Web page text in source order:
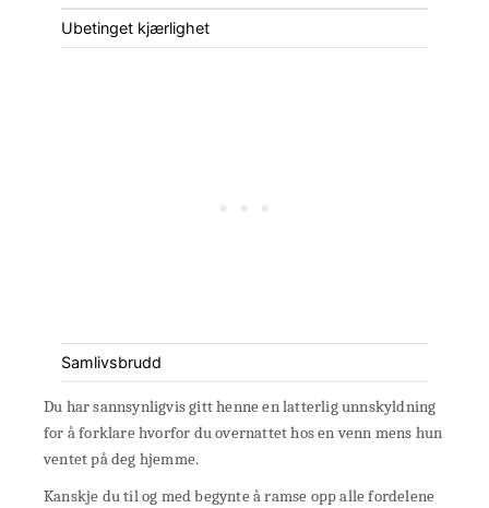
Ubetinget kjærlighet
Samlivsbrudd
Du har sannsynligvis gitt henne en latterlig unnskyldning
for å forklare hvorfor du overnattet hos en venn mens hun
ventet på deg hjemme.
Kanskje du til og med begynte å ramse opp alle fordelene